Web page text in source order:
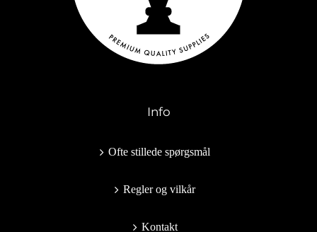
Info
Ofte stillede spørgsmål
Regler og vilkår
Kontakt